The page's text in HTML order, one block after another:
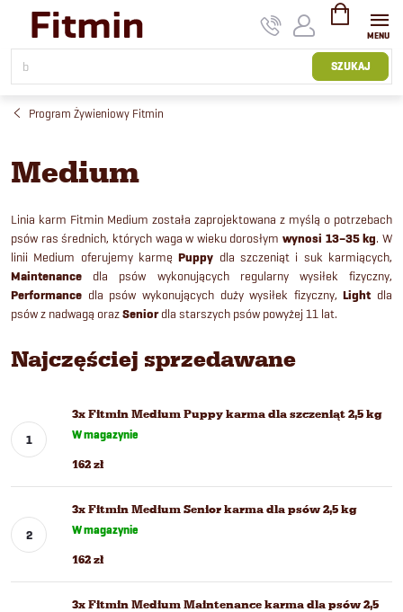
treści
SZUKAJ
KOSZYK
Program Żywieniowy Fitmin
Medium
Linia karm Fitmin Medium została zaprojektowana z myślą o potrzebach
psów ras średnich, których waga w wieku dorosłymwynosi 13–35 kg. W
linii Medium oferujemy karmęPuppy dla szczeniąt i suk karmiących,
Maintenance dla psów wykonujących regularny wysiłek fizyczny,
Performance dla psów wykonujących duży wysiłek fizyczny,Light dla
psów z nadwagą orazSeniordla starszych psów powyżej 11 lat.
Najczęściej sprzedawane
3x Fitmin Medium Puppy karma dla szczeniąt 2,5 kg
W magazynie
162 zł
3x Fitmin Medium Senior karma dla psów 2,5 kg
W magazynie
162 zł
3x Fitmin Medium Maintenance karma dla psów 2,5